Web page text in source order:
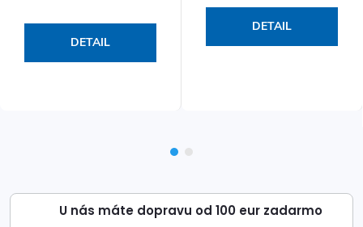
DETAIL
DETAIL
U nás máte dopravu od 100 eur zadarmo